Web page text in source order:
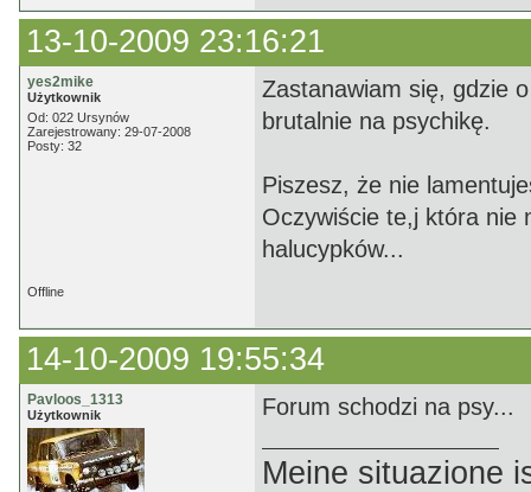
13-10-2009 23:16:21
yes2mike
Użytkownik
Od: 022 Ursynów
Zarejestrowany: 29-07-2008
Posty: 32
Zastanawiam się, gdzie
brutalnie na psychikę.
Piszesz, że nie
Oczywiście te,j która nie
halucypków...
Offline
14-10-2009 19:55:34
Pavloos_1313
Użytkownik Forum schodzi na psy...
Meine situazione